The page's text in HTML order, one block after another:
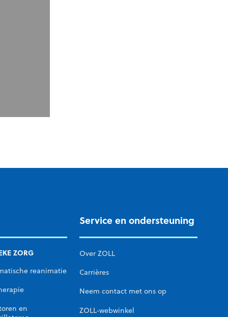
ZORG
reanimatie
en
Service en ondersteuning
Over ZOLL
Carrières
Neem contact met ons op
ZOLL-webwinkel